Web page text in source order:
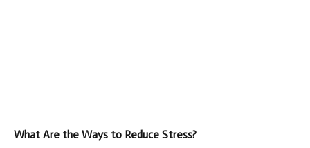
What Are the Ways to Reduce Stress?